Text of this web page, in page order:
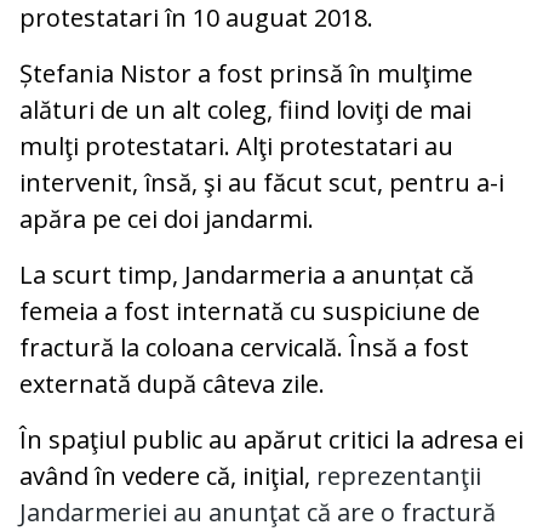
protestatari în 10 auguat 2018.
Ștefania Nistor a fost prinsă în mulţime
alături de un alt coleg, fiind loviţi de mai
mulţi protestatari. Alţi protestatari au
intervenit, însă, şi au făcut scut, pentru a-i
apăra pe cei doi jandarmi.
La scurt timp, Jandarmeria a anunțat că
femeia a fost internată cu suspiciune de
fractură la coloana cervicală. Însă a fost
externată după câteva zile.
În spaţiul public au apărut critici la adresa ei
având în vedere că, iniţial, reprezentanţii
Jandarmeriei au anunţat că are o fractură